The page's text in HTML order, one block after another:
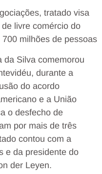
tratado visa
livre comércio do
milhões de pessoas
da Silva comemorou
durante a
do acordo
e a União
o desfecho de
por mais de três
contou com a
e da presidente do
der Leyen.